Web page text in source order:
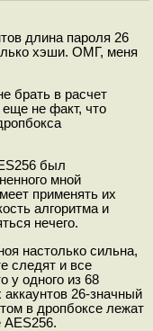
длина пароля 26
хэши. ОМГ, меня
брать в расчет
не факт, что
был
мной
применять их
алгоритма и
нечего.
настолько сильна,
следят и все
у одного из 68
26-значный
в дропбоксе лежат